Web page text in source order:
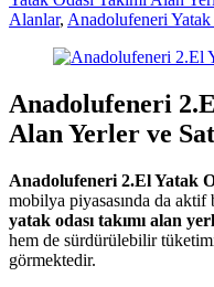
Alanlar, Anadolufeneri Yatak
Anadolufeneri
Alan Yerler ve
Anadolufeneri 2.El Yatak
mobilya piyasasında da
yatak odası takımı alan
hem de sürdürülebilir
görmektedir.